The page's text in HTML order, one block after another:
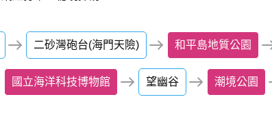
二砂灣砲台(海門天險) 和平島地質公園
國立海洋科技博物館 望幽谷 潮境公園